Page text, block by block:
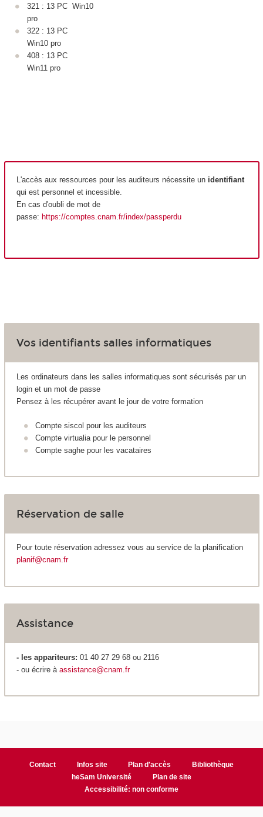
321 : 13 PC Win10
pro
322 : 13 PC
Win10 pro
408 : 13 PC
Win11 pro
L'accès aux ressources pour les auditeurs nécessite un identifiant
qui est personnel et incessible.
En cas d'oubli de mot de
passe: https://comptes.cnam.fr/index/passperdu
Vos identifiants salles informatiques
Les ordinateurs dans les salles informatiques sont sécurisés par un
login et un mot de passe
Pensez à les récupérer avant le jour de votre formation
Compte siscol pour les auditeurs
Compte virtualia pour le personnel
Compte saghe pour les vacataires
Réservation de salle
Pour toute réservation adressez vous au service de la planification
planif@cnam.fr
Assistance
- les appariteurs: 01 40 27 29 68 ou 2116
- ou écrire à assistance@cnam.fr
Contact Infos site Plan d'accès
Bibliothèque
heSam Université
Plan de site
Accessibilité: non conforme